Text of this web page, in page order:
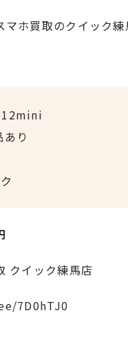
ホ買取のクイック練
り
クイック練馬店
7D0hTJ0